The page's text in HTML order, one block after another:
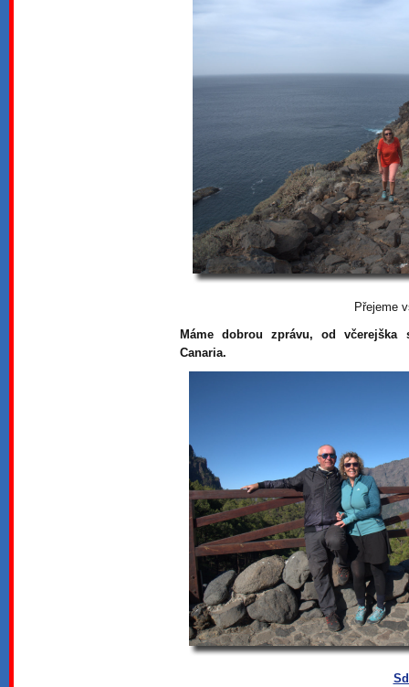
Přejeme
Máme dobrou zprávu, od včerejška
Canaria.